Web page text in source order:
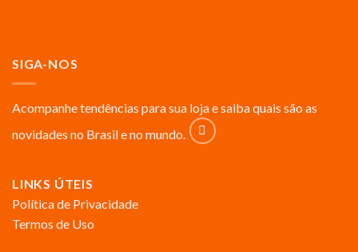
SIGA-NOS
Acompanhe tendências para sua loja e saiba quais são as
novidades no Brasil e no mundo.
LINKS ÚTEIS
Política de Privacidade
Termos de Uso